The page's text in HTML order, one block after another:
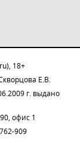
18+
Е.В.
г. выдано
офис 1
909